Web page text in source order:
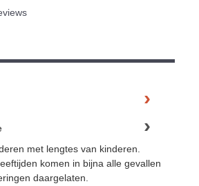
met lengtes van kinderen.
komen in bijna alle gevallen
daargelaten.